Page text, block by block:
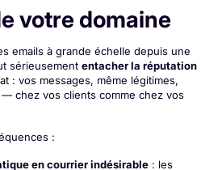
votre domaine
emails à grande échelle depuis une
sérieusement entacher la réputation
: vos messages, même légitimes,
chez vos clients comme chez vos
:
en courrier indésirable : les